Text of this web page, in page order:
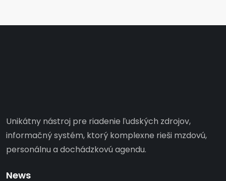
Unikátny nástroj pre riadenie ľudských zdrojov,
informačný systém, ktorý komplexne rieši mzdovú,
personálnu a dochádzkovú agendu.
News